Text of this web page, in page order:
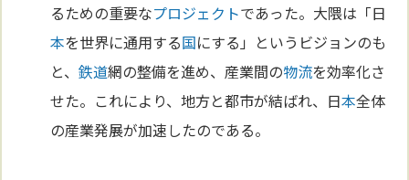
るための重要なプロジェクトであった。大隈は「日
本を世界に通用する国にする」というビジョンのも
と、鉄道網の整備を進め、産業間の物流を効率化さ
せた。これにより、地方と都市が結ばれ、日本全体
の産業発展が加速したのである。